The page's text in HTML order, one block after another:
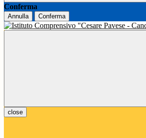
Conferma
Annulla Conferma
close